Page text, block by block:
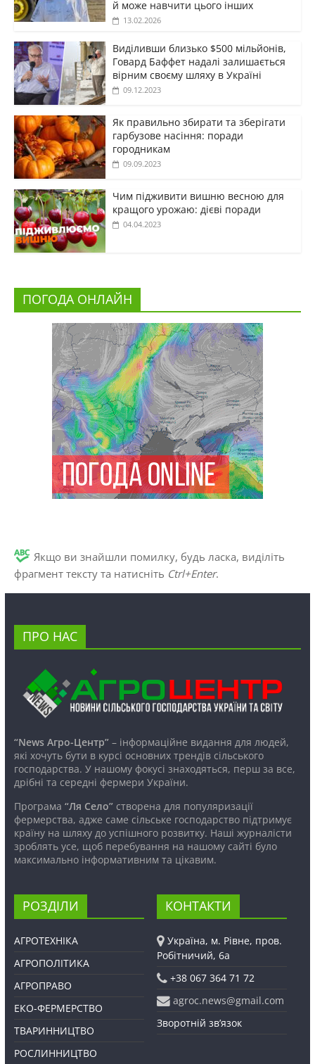
й може навчити цього інших
13.02.2026
Виділивши близько $500 мільйонів,
Говард Баффет надалі залишається
вірним своєму шляху в Україні
09.12.2023
Як правильно збирати та зберігати
гарбузове насіння: поради
городникам
09.09.2023
Чим підживити вишню весною для
кращого урожаю: дієві поради
04.04.2023
ПОГОДА ОНЛАЙН
Якщо ви знайшли помилку, будь ласка, виділіть
фрагмент тексту та натисніть Ctrl+Enter.
ПРО НАС
“News Агро-Центр”– інформаційне видання для людей,
які хочуть бути в курсі основних трендів сільського
господарства. У нашому фокусі знаходяться, перш за все,
дрібні та середні фермери України.
Програма “Ля Село”створена для популяризації
фермерства, адже саме сільське господарство підтримує
країну на шляху до успішного розвитку. Наші журналісти
зроблять усе, щоб перебування на нашому сайті було
максимально інформативним та цікавим.
РОЗДІЛИ
АГРОТЕХНІКА
АГРОПОЛІТИКА
АГРОПРАВО
ЕКО-ФЕРМЕРСТВО
ТВАРИННИЦТВО
РОСЛИННИЦТВО
КОНТАКТИ
Україна, м. Рівне, пров.
Робітничий, 6а
+38 067 364 71 72
agroc.news@gmail.com
Зворотній зв’язок